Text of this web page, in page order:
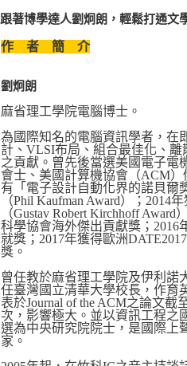
跟著博學達人劉炯朗，輕鬆打通文
作 者 簡 介
劉炯朗
麻省理工學院電腦博士。
為國際知名的電腦資訊學者，在
計、VLSI布局、組合最佳化、離
之貢獻。曾先後當選美國電子電
會士、美國計算機協會（ACM）
有「電子設計自動化界的諾貝爾
（Phil Kaufman Award）；2014
（Gustav Robert Kirchhoff
科學協會海外傑出貢獻獎；2016
就獎；2017年獲得歐洲
獎。
曾任教於麻省理工學院及伊利諾
任臺灣國立清華大學校長，作育
表於Journal of the ACM之論文截
次，影響極大。並以資訊工程之
選為中央研究院院士，是國際上
家。